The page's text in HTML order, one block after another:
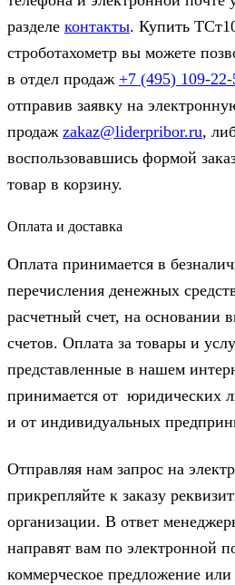
разделе контакты. Купить
строботахометр вы можете
в отдел продаж +7 (495) 109-22-
отправив заявку на
продаж zakaz@liderpribor.ru,
воспользовавшись формой
товар в корзину.
Оплата и доставка
Оплата принимается в
перечисления денежных
расчетный счет, на основании
счетов. Оплата за товары и
представленные в нашем
принимается от юридических
и от индивидуальных
Отправляя нам запрос на
прикрепляйте к заказу
организации. В ответ
направят вам по электронной
коммерческое предложение или